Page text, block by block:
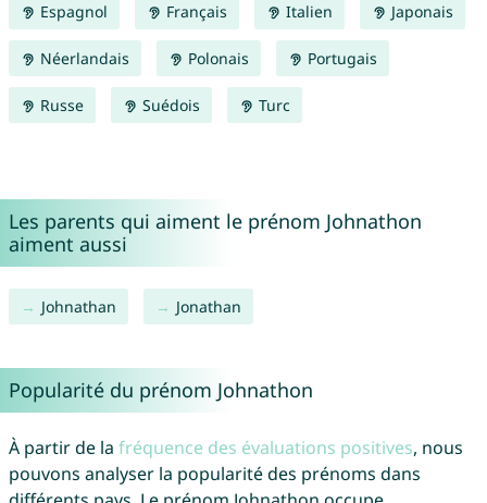
Espagnol Français Italien Japonais
Néerlandais Polonais Portugais
Russe Suédois Turc
Les parents qui aiment le prénom Johnathon
aiment aussi
Johnathan Jonathan
Popularité du prénom Johnathon
À partir de la fréquence des évaluations positives, nous
pouvons analyser la popularité des prénoms dans